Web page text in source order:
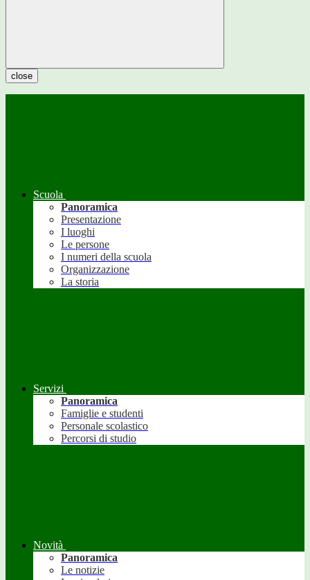
close
Scuola
Panoramica
Presentazione
I luoghi
Le persone
I numeri della scuola
Organizzazione
La storia
Servizi
Panoramica
Famiglie e studenti
Personale scolastico
Percorsi di studio
Novità
Panoramica
Le notizie